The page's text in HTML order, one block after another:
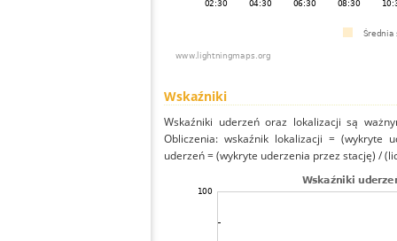
Wskaźniki
Wskaźniki uderzeń oraz lokalizacji są
Obliczenia: wskaźnik lokalizacji = (wykryte
uderzeń = (wykryte uderzenia przez stację) /